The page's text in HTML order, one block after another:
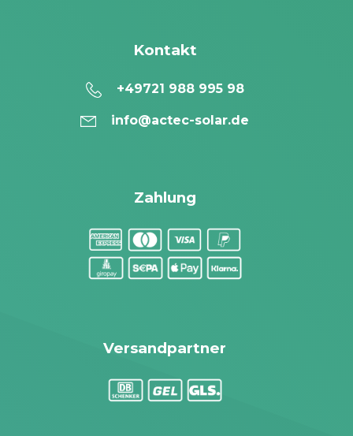
Kontakt
+49721 988 995 98
info@actec-solar.de
Zahlung
Versandpartner